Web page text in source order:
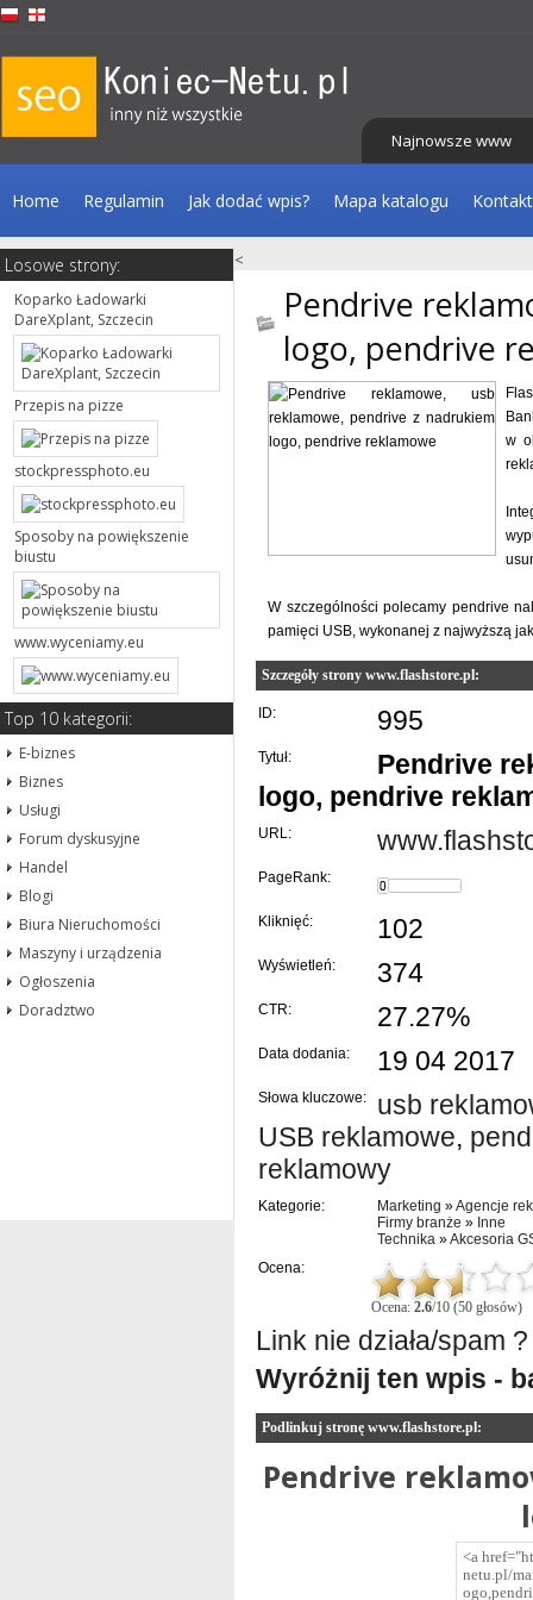
Najnowsze www
Home Regulamin Jak dodać wpis? Mapa katalogu Kontakt
<
Losowe strony:
Koparko Ładowarki
DareXplant, Szczecin
Przepis na pizze
stockpressphoto.eu
Sposoby na powiększenie
biustu
www.wyceniamy.eu
Top 10 kategorii:
E-biznes
Biznes
Usługi
Forum dyskusyjne
Handel
Blogi
Biura Nieruchomości
Maszyny i urządzenia
Ogłoszenia
Doradztwo
Pendrive
logo, pendrive
w
W szczególności polecamy pendrive
pamięci USB, wykonanej z najwyższą
Szczegóły strony www.flashstore.pl:
ID: 995
Tytuł:
Pendrive
logo, pendrive
URL:
PageRank:
Kliknięć: 102
Wyświetleń: 374
CTR: 27.27%
Data dodania: 19 04 2017
Słowa kluczowe:
usb
USB reklamowe,
reklamowy
Kategorie: Marketing »Agencje
Firmy branże » Inne
Technika »Akcesoria
Ocena:
Ocena: 2.6/10 (50 głosów)
Link nie działa/spam ?
Wyróżnij ten wpis -
Podlinkuj stronę www.flashstore.pl:
Pendrive